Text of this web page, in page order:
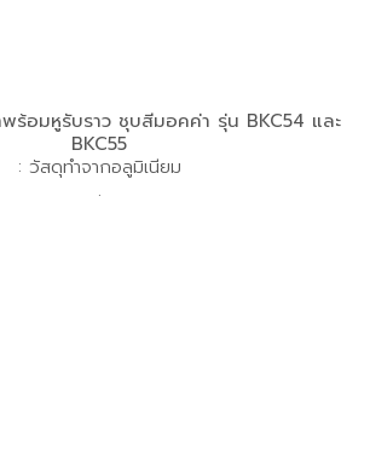
พร้อมหูรับราว ชุบสีมอคค่า รุ่น BKC54 และ
BKC55
: วัสดุทำจากอลูมิเนียม
.